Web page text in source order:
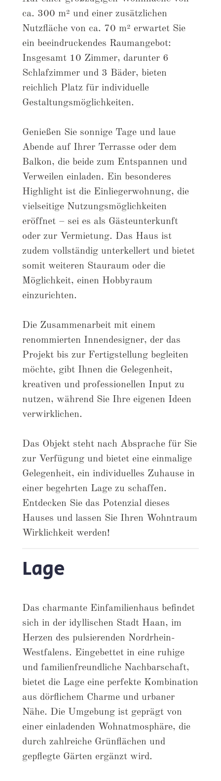
ca. 300 m² und einer zusätzlichen
Nutzfläche von ca. 70 m² erwartet Sie
ein beeindruckendes Raumangebot:
Insgesamt 10 Zimmer, darunter 6
Schlafzimmer und 3 Bäder, bieten
reichlich Platz für individuelle
Gestaltungsmöglichkeiten.
Genießen Sie sonnige Tage und laue
Abende auf Ihrer Terrasse oder dem
Balkon, die beide zum Entspannen und
Verweilen einladen. Ein besonderes
Highlight ist die Einliegerwohnung, die
vielseitige Nutzungsmöglichkeiten
eröffnet – sei es als Gästeunterkunft
oder zur Vermietung. Das Haus ist
zudem vollständig unterkellert und bietet
somit weiteren Stauraum oder die
Möglichkeit, einen Hobbyraum
einzurichten.
Die Zusammenarbeit mit einem
renommierten Innendesigner, der das
Projekt bis zur Fertigstellung begleiten
möchte, gibt Ihnen die Gelegenheit,
kreativen und professionellen Input zu
nutzen, während Sie Ihre eigenen Ideen
verwirklichen.
Das Objekt steht nach Absprache für Sie
zur Verfügung und bietet eine einmalige
Gelegenheit, ein individuelles Zuhause in
einer begehrten Lage zu schaffen.
Entdecken Sie das Potenzial dieses
Hauses und lassen Sie Ihren Wohntraum
Wirklichkeit werden!
Lage
Das charmante Einfamilienhaus befindet
sich in der idyllischen Stadt Haan, im
Herzen des pulsierenden Nordrhein-
Westfalens. Eingebettet in eine ruhige
und familienfreundliche Nachbarschaft,
bietet die Lage eine perfekte Kombination
aus dörflichem Charme und urbaner
Nähe. Die Umgebung ist geprägt von
einer einladenden Wohnatmosphäre, die
durch zahlreiche Grünflächen und
gepflegte Gärten ergänzt wird.